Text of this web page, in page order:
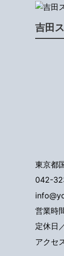
吉田
東京都
042-
営業時
定休日
アクセ